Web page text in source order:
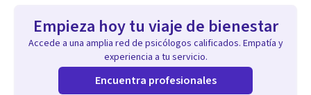
Empieza hoy tu viaje de bienestar
Accede a una amplia red de psicólogos calificados. Empatía y
experiencia a tu servicio.
Encuentra profesionales